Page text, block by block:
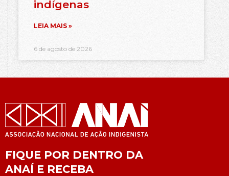
indígenas
LEIA MAIS »
6 de agosto de 2026
FIQUE POR DENTRO DA
ANAÍ E RECEBA